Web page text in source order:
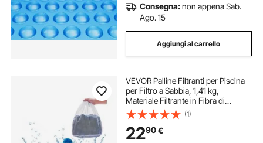
Consegna:non appena Sab.
Ago. 15
Aggiungi al carrello
VEVOR Palline Filtranti per Piscina
per Filtro a Sabbia, 1,41 kg,
Materiale Filtrante in Fibra di
Poliestere Blu Riutilizzabile con
Sacchetto Lavaggio, per Piscina
Acquario Vasca Piscina Fuori Terra
(1)
2290€